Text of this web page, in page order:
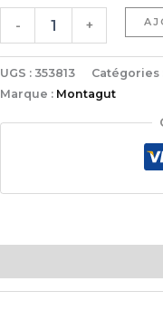
- +
UGS : 353813 Catégories
Marque : Montagut